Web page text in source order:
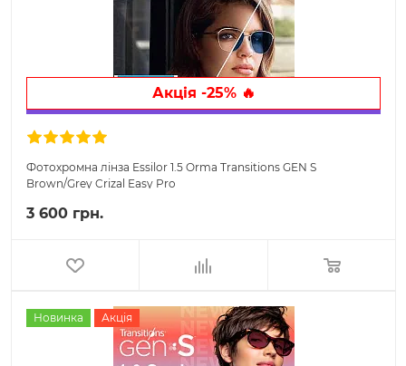
Акція -25% 🔥
Фотохромна лінза Essilor 1.5 Orma Transitions GEN S
Brown/Grey Crizal Easy Pro
3 600 грн.
Новинка Акція